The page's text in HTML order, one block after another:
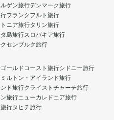
ゲン旅行デンマーク旅行
フランクフルト旅行
ニア旅行タリン旅行
島旅行スロバキア旅行
センブルク旅行
ゴールドコースト旅行シドニー旅行
ルトン・アイランド旅行
ド旅行クライストチャーチ旅行
旅行ニューカレドニア旅行
行タヒチ旅行